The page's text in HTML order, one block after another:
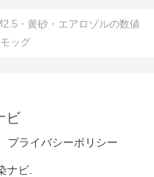
・黄砂・エアロゾルの数値
ッグ
ビ
プライバシーポリシー
ナビ.